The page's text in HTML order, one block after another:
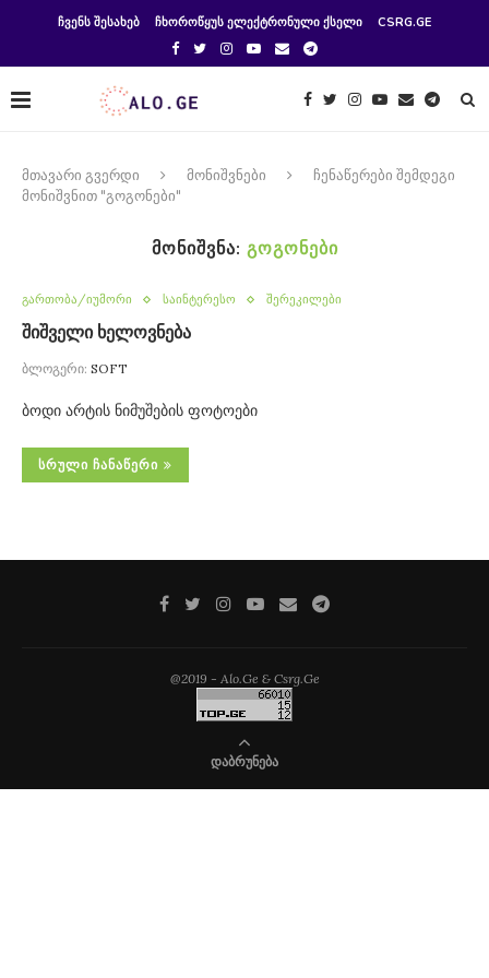
ᲩᲕᲔᲜᲡ ᲨᲔᲡᲐᲮᲔᲑ ᲩᲮᲝᲠᲝᲬᲧᲣᲡ ᲔᲚᲔᲥᲢᲠᲝᲜᲣᲚᲘ ᲥᲡᲔᲚᲘ CSRG.GE
მთავარი გვერდი მონიშვნები
ჩენაწერები შემდეგი
მონიშვნით "გოგონები"
ᲛᲝᲜᲘᲨᲕᲜᲐ: ᲒᲝᲒᲝᲜᲔᲑᲘ
გართობა/იუმორი საინტერესო შერეკილები
შიშველი ხელოვნება
ბლოგერი: SOFT
ბოდი არტის ნიმუშების ფოტოები
ᲡᲠᲣᲚᲘ ᲩᲐᲜᲐᲬᲔᲠᲘ
@2019 - Alo.Ge & Csrg.Ge
ᲓᲐᲑᲠᲣᲜᲔᲑᲐ